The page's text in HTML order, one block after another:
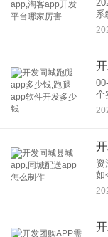
系
晚
物
个
城
样
资
如
己
如